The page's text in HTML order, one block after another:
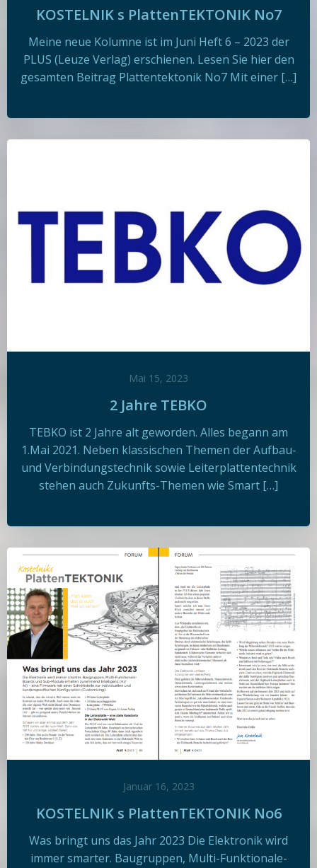
KOSTELNIK s PlattenTEKTONIK No7
Meine neue Kolumne ist im Juni Heft 6 – 2023 der
PLUS (Leuze Verlag) erschienen. Lesen Sie hier den
gesamten Beitrag Plattentektonik No7 Mit einer […]
Mai 15, 2023
2 Jahre TEBKO
TEBKO ist 2 Jahre alt geworden. Alles begann am
1.Mai 2021. Neben klassischen Themen der Aufbau-
und Verbindungstechnik sowie Leiterplattentechnik
stehen auch Zukunfts-Themen wie Smart […]
Januar 16, 2023
KOSTELNIK s PlattenTEKTONIK No6
Was bringt uns das Jahr 2023 Die Elektronik wird
immer smarter. Baugruppen, Multi-Funktionale-